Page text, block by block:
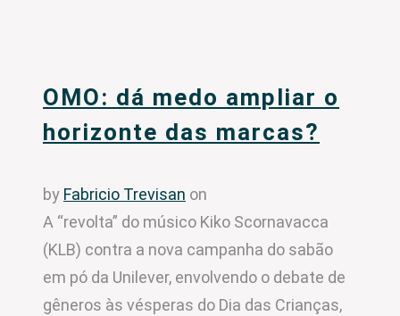
OMO: dá medo ampliar o
horizonte das marcas?
by Fabricio Trevisan on
A “revolta” do músico Kiko Scornavacca
(KLB) contra a nova campanha do sabão
em pó da Unilever, envolvendo o debate de
gêneros às vésperas do Dia das Crianças,